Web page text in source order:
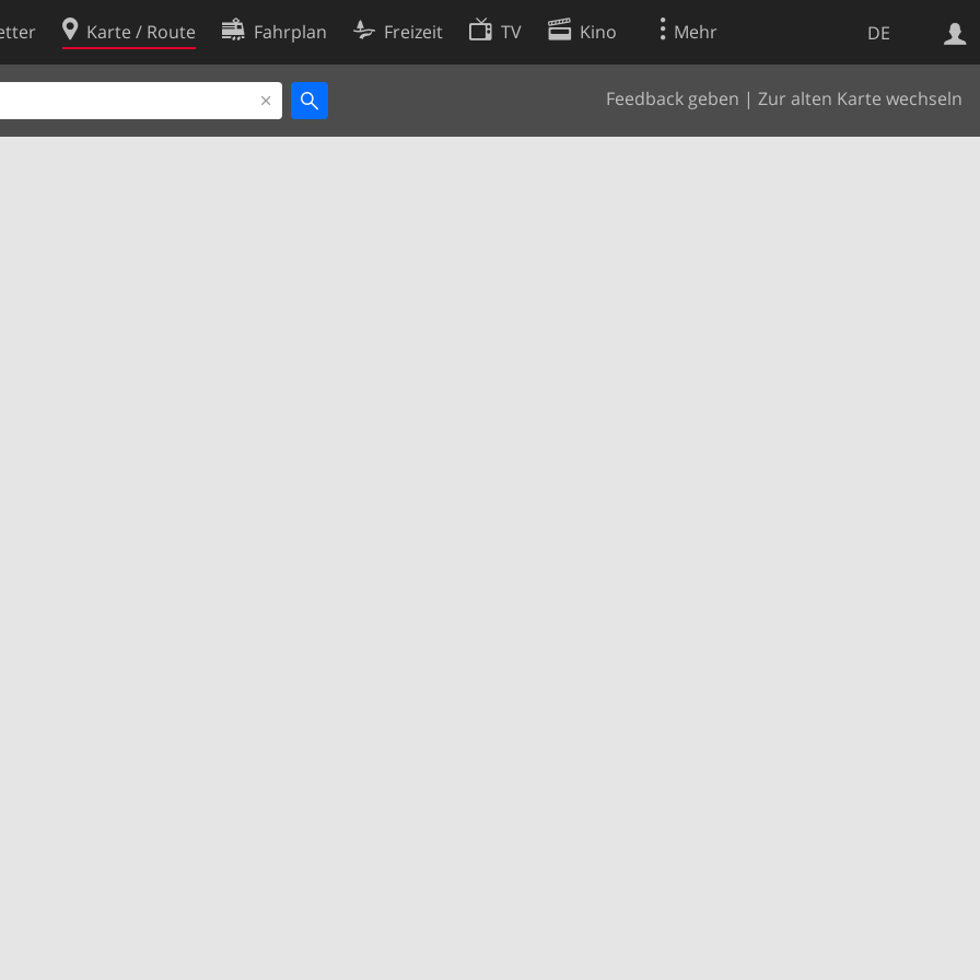
DE
Karte / Route Fahrplan Freizeit TV Kino Mehr
Feedback geben | Zur alten Karte wechseln
Websuche
Cookie-Richtlinie
Cookie-Einstellungen